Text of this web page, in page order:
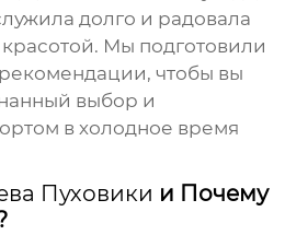
долго и радовала
Мы подготовили
чтобы вы
выбор и
в холодное время
Пуховики и Почему